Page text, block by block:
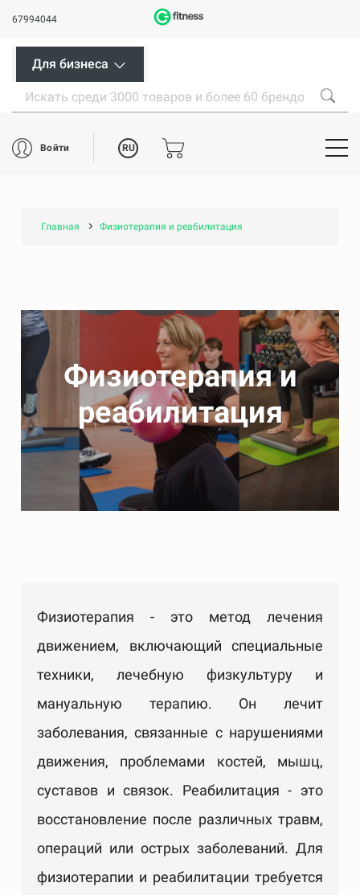
67994044
Для бизнеса
Войти RU
Главная Физиотерапия и реабилитация
Физиотерапия и
реабилитация
Физиотерапия - это метод лечения
движением, включающий специальные
техники, лечебную физкультуру и
мануальную терапию. Он лечит
заболевания, связанные с нарушениями
движения, проблемами костей, мышц,
суставов и связок. Реабилитация - это
восстановление после различных травм,
операций или острых заболеваний. Для
физиотерапии и реабилитации требуется